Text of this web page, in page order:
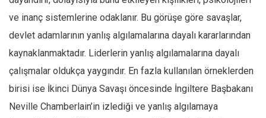
ve inanç sistemlerine odaklanır. Bu görüşe göre savaşlar,
devlet adamlarının yanlış algılamalarına dayalı kararlarından
kaynaklanmaktadır. Liderlerin yanlış algılamalarına dayalı
çalışmalar oldukça yaygındır. En fazla kullanılan örneklerden
birisi ise İkinci Dünya Savaşı öncesinde İngiltere Başbakanı
Neville Chamberlain’in izlediği ve yanlış algılamaya